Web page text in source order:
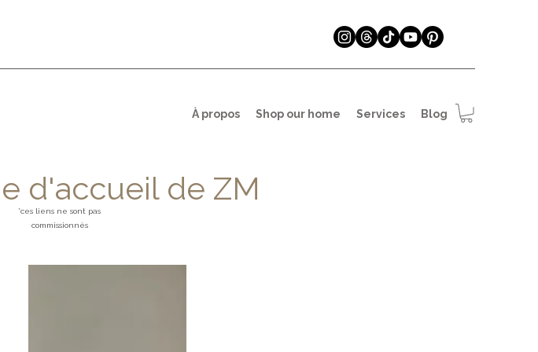
À propos Shop our home Services Blog
d'accueil de ZM
*ces liens ne sont pas
commissionnés